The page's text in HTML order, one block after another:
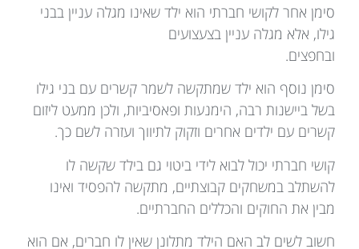
סימן אחר לקושי חברתי הוא ילד שאינו מגלה עניין בבני
גילו, אלא מגלה עניין בצעצועים
ובחפצים.
סימן נוסף הוא ילד שמתקשה לשמר קשרים עם בני גילו
בשל ביישנות רבה, הימנעות ופאסיביות, ולכן ממעט ליזום
קשרים עם ילדים אחרים וזקוק לתיווך ועזרה לשם כך.
קושי חברתי יכול לבוא לידי ביטוי גם בילד שקשה לו
להשתלב במשחקים קבוצתיים, מתקשה להפסיד ואינו
מבין את החוקים והכללים החברתיים.
חשוב לשים לב האם הילד מתלונן שאין לו חברים, אם הוא